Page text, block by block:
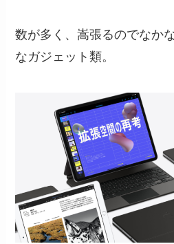
数が多く、嵩張るのでなか
なガジェット類。